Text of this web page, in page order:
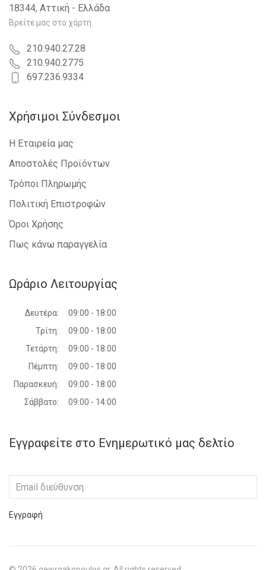
18344, Αττική - Ελλάδα
Βρείτε μας στο χάρτη
210.940.27.28
210.940.2775
697.236.9334
Χρήσιμοι Σύνδεσμοι
Η Εταιρεία μας
Αποστολές Προϊόντων
Τρόποι Πληρωμής
Πολιτική Επιστροφών
Όροι Χρήσης
Πως κάνω παραγγελία
Ωράριο Λειτουργίας
Δευτέρα:
09:00 - 18:00
Τρίτη:
09:00 - 18:00
Τετάρτη:
09:00 - 18:00
Πέμπτη:
09:00 - 18:00
Παρασκευή:
09:00 - 18:00
Σάββατο:
09:00 - 14:00
Εγγραφείτε στο Ενημερωτικό μας δελτίο
Εγγραφή